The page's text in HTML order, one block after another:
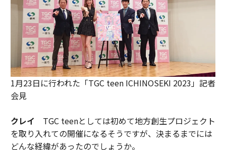
1月23日に行われた「TGC teen ICHINOSEKI 2023」記者
会見
クレイ TGC teenとしては初めて地方創生プロジェクト
を取り入れての開催になるそうですが、決まるまでには
どんな経緯があったのでしょうか。